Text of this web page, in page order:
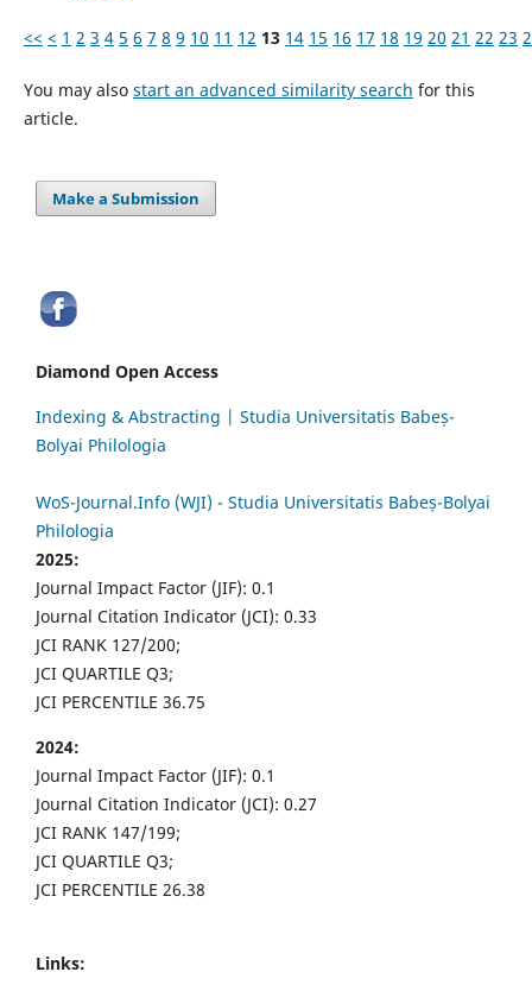
<< < 1 2 3 4 5 6 7 8 9 10 11 12 13 14 15 16 17 18 19 20 21 22 23
You may also start an advanced similarity search for this
article.
Make a Submission
Diamond Open Access
Indexing & Abstracting | Studia Universitatis Babeș-
Bolyai Philologia
WoS-Journal.Info (WJI) - Studia Universitatis Babeș-Bolyai
Philologia
2025:
Journal Impact Factor (JIF): 0.1
Journal Citation Indicator (JCI): 0.33
JCI RANK 127/200;
JCI QUARTILE Q3;
JCI PERCENTILE 36.75
2024:
Journal Impact Factor (JIF): 0.1
Journal Citation Indicator (JCI): 0.27
JCI RANK 147/199;
JCI QUARTILE Q3;
JCI PERCENTILE 26.38
Links: